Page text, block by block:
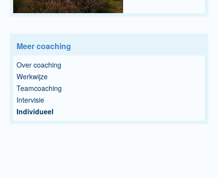
Meer coaching
Over coaching
Werkwijze
Teamcoaching
Intervisie
Individueel